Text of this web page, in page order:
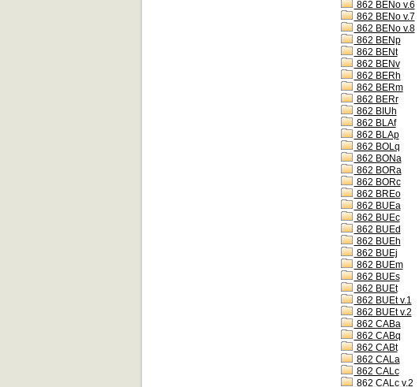
862 BENo v.6
862 BENo v.7
862 BENo v.8
862 BENp
862 BENt
862 BENv
862 BERh
862 BERm
862 BERr
862 BIUh
862 BLAf
862 BLAp
862 BOLq
862 BONa
862 BORa
862 BORc
862 BREo
862 BUEa
862 BUEc
862 BUEd
862 BUEh
862 BUEj
862 BUEm
862 BUEs
862 BUEt
862 BUEt v.1
862 BUEt v.2
862 CABa
862 CABq
862 CABt
862 CALa
862 CALc
862 CALc v.2